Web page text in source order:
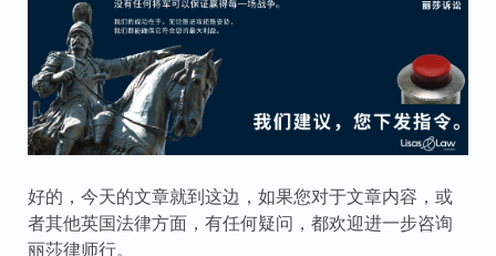
好的，今天的文章就到这边，如果您对于文章内容，或
者其他英国法律方面，有任何疑问，都欢迎进一步咨询
丽莎律师行。